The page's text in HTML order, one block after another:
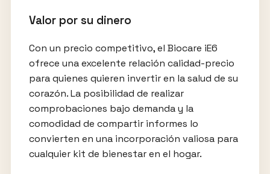
Valor por su dinero
Con un precio competitivo, el Biocare iE6
ofrece una excelente relación calidad-precio
para quienes quieren invertir en la salud de su
corazón. La posibilidad de realizar
comprobaciones bajo demanda y la
comodidad de compartir informes lo
convierten en una incorporación valiosa para
cualquier kit de bienestar en el hogar.